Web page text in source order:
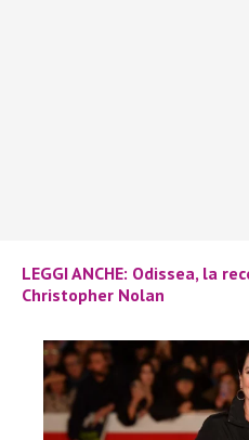
LEGGI ANCHE: Odissea, la
Christopher Nolan